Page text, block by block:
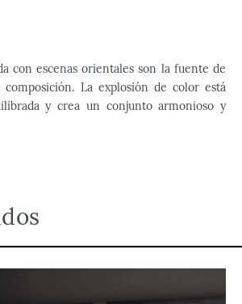
con escenas orientales son la fuente de
La explosión de color está
y crea un conjunto armonioso y